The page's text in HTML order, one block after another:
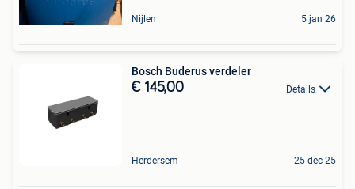
Nijlen 5 jan 26
Bosch Buderus verdeler
€ 145,00 Details
Herdersem 25 dec 25